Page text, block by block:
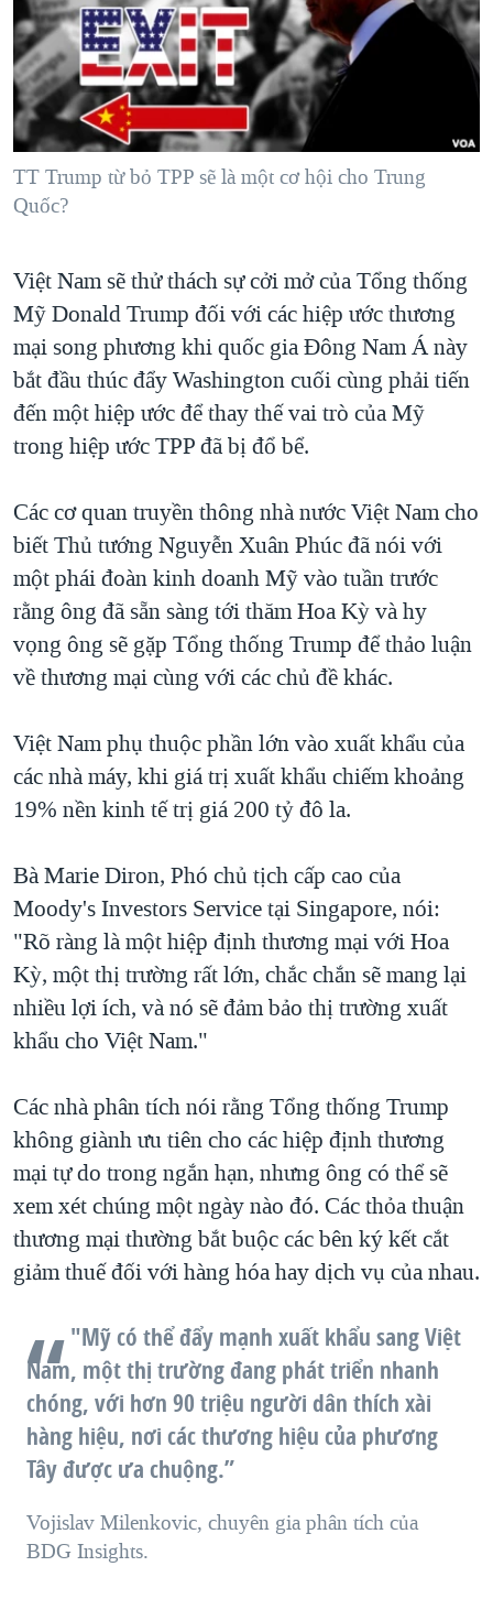
"Tìm"NGƯỜI VIỆT HẢI NGOẠI
ĐỜI SỐNG
KINH TẾ
KHOA HỌC
SỨC KHOẺ
TẠI
HÀNH TRÌNH BẦU CỬ 2024
MỘT NĂM CHIẾN TRANH TẠI DẢI GAZA
GIẢI MÃ VÀNH ĐAI & CON ĐƯỜNG
TRỊNH VĨNH BÌNH - NGƯỜI HẠ 'BÊN THẮNG CUỘC'
CHI PHÍ CHIẾN TRANH AFGHANISTAN
CÁC GIÁ TRỊ CỘNG HÒA Ở VIỆT NAM
THƯỢNG ĐỈNH TRUMP-KIM TẠI VIỆT NAM
TRỊNH VĨNH BÌNH VS. CHÍNH PHỦ VIỆT NAM
NGƯ DÂN VIỆT VÀ LÀN SÓNG TRỘM HẢI SÂM
QUAN HỆ VIỆT MỸ
VIDEO
NGHE
MẠNG XÃ HỘI
TT Trump từ bỏ TPP sẽ là một cơ hội cho Trung
Quốc?
Việt Nam sẽ thử thách sự cởi mở của Tổng thống
Mỹ Donald Trump đối với các hiệp ước thương
mại song phương khi quốc gia Đông Nam Á này
bắt đầu thúc đẩy Washington cuối cùng phải tiến
đến một hiệp ước để thay thế vai trò của Mỹ
trong hiệp ước TPP đã bị đổ bể.
Các cơ quan truyền thông nhà nước Việt Nam cho
biết Thủ tướng Nguyễn Xuân Phúc đã nói với
một phái đoàn kinh doanh Mỹ vào tuần trước
rằng ông đã sẵn sàng tới thăm Hoa Kỳ và hy
vọng ông sẽ gặp Tổng thống Trump để thảo luận
về thương mại cùng với các chủ đề khác.
Việt Nam phụ thuộc phần lớn vào xuất khẩu của
các nhà máy, khi giá trị xuất khẩu chiếm khoảng
19% nền kinh tế trị giá 200 tỷ đô la.
Bà Marie Diron, Phó chủ tịch cấp cao của
Moody's Investors Service tại Singapore, nói:
"Rõ ràng là một hiệp định thương mại với Hoa
Kỳ, một thị trường rất lớn, chắc chắn sẽ mang lại
nhiều lợi ích, và nó sẽ đảm bảo thị trường xuất
khẩu cho Việt Nam."
Các nhà phân tích nói rằng Tổng thống Trump
không giành ưu tiên cho các hiệp định thương
mại tự do trong ngắn hạn, nhưng ông có thể sẽ
xem xét chúng một ngày nào đó. Các thỏa thuận
thương mại thường bắt buộc các bên ký kết cắt
giảm thuế đối với hàng hóa hay dịch vụ của nhau.
"Mỹ có thể đẩy mạnh xuất khẩu sang Việt
Nam, một thị trường đang phát triển nhanh
chóng, với hơn 90 triệu người dân thích xài
hàng hiệu, nơi các thương hiệu của phương
Tây được ưa chuộng.”
Vojislav Milenkovic, chuyên gia phân tích của
BDG Insights.